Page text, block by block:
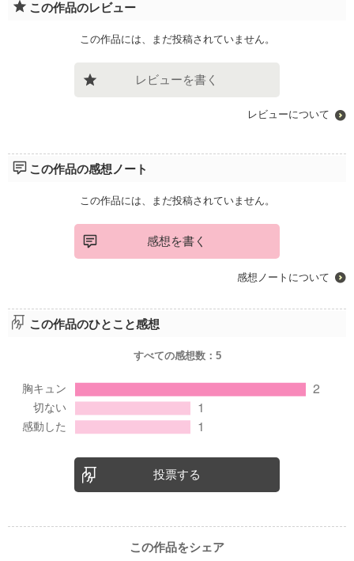
この作品のレビュー
この作品には、まだ投稿されていません。
レビューを書く
レビューについて
この作品の感想ノート
この作品には、まだ投稿されていません。
感想を書く
感想ノートについて
この作品のひとこと感想
すべての感想数： 5
投票する
この作品をシェア